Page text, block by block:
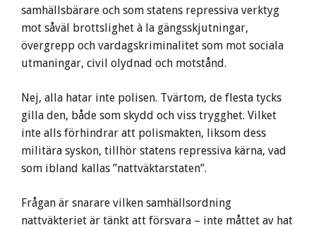
samhällsbärare och som statens repressiva verktyg
mot såväl brottslighet à la gängsskjutningar,
övergrepp och vardagskriminalitet som mot sociala
utmaningar, civil olydnad och motstånd.
Nej, alla hatar inte polisen. Tvärtom, de flesta tycks
gilla den, både som skydd och viss trygghet. Vilket
inte alls förhindrar att polismakten, liksom dess
militära syskon, tillhör statens repressiva kärna, vad
som ibland kallas ”nattväktarstaten”.
Frågan är snarare vilken samhällsordning
nattväkteriet är tänkt att försvara – inte måttet av hat